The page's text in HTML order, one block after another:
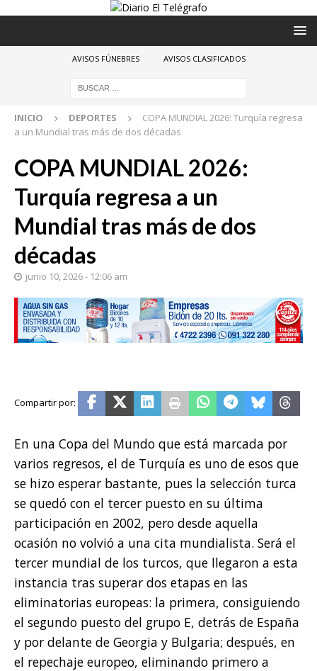
AVISOS FÚNEBRES AVISOS CLASIFICADOS
INICIO DEPORTES
COPA MUNDIAL 2026: Turquía regresa
a un Mundial tras más de dos décadas
COPA MUNDIAL 2026:
Turquía regresa a un
Mundial tras más de dos
décadas
junio 10, 2026 - 12:06 am
En una Copa del Mundo que está marcada por
varios regresos, el de Turquía es uno de esos que
se hizo esperar bastante, pues la selección turca
se quedó con el tercer puesto en su última
participación en 2002, pero desde aquella
ocasión no volvió a una cita mundialista. Será el
tercer mundial de los turcos, que llegaron a esta
instancia tras superar dos etapas en las
eliminatorias europeas: la primera, consiguiendo
el segundo puesto del grupo E, detrás de España
y por delante de Georgia y Bulgaria; después, en
el repechaje europeo, eliminando primero a